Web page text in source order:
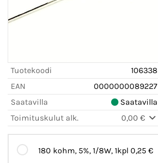
Tuotekoodi
106338
EAN
0000000089227
Saatavilla
Saatavilla
Toimituskulut alk.
0,00 €
180 kohm, 5%, 1/8W, 1kpl 0,25 €